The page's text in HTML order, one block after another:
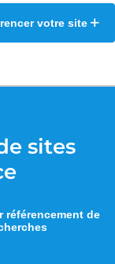
votre site
sites
référencement de